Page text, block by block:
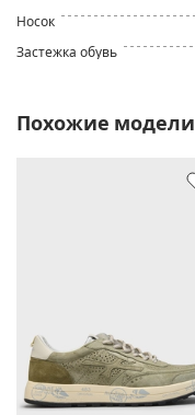
Носок
Застежка обувь
Похожие модели